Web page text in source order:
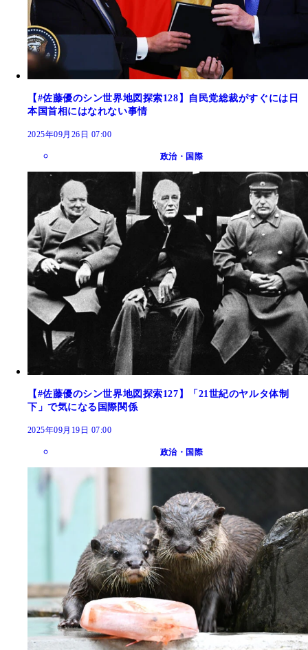
【#佐藤優のシン世界地図探索128】自民党総裁がすぐには日
本国首相にはなれない事情
2025年09月26日 07:00
政治・国際
【#佐藤優のシン世界地図探索127】「21世紀のヤルタ体制
下」で気になる国際関係
2025年09月19日 07:00
政治・国際